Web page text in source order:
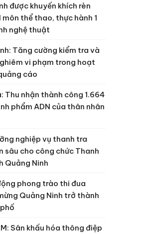
được khuyến khích rèn
môn thể thao, thực hành 1
nghệ thuật
Tăng cường kiểm tra và
vi phạm trong hoạt
cáo
Thu nhận thành công 1.664
phẩm ADN của thân nhân
nghiệp vụ thanh tra
sâu cho công chức Thanh
Quảng Ninh
phong trào thi đua
Quảng Ninh trở thành
Sân khấu hóa thông điệp